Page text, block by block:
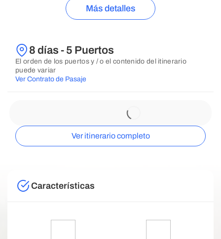
Más detalles
8 días - 5 Puertos
El orden de los puertos y / o el contenido del itinerario
puede variar
Ver Contrato de Pasaje
Ver itinerario completo
Características